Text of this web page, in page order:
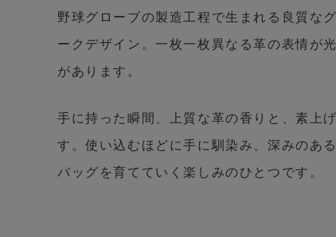
野球グローブの製造工程で生まれる良質な
ークデザイン。一枚一枚異なる革の表情が
があります。
手に持った瞬間、上質な革の香りと、素上
す。使い込むほどに手に馴染み、深みの
バッグを育てていく楽しみのひとつです。